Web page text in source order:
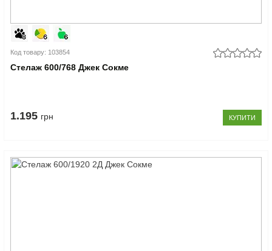
Код товару: 103854
Стелаж 600/768 Джек Сокме
1.195 грн КУПИТИ